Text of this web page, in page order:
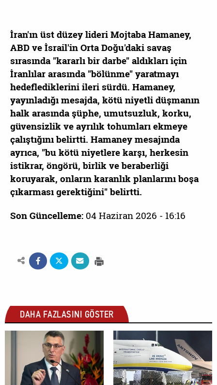
İran'ın üst düzey lideri Mojtaba Hamaney,
ABD ve İsrail'in Orta Doğu'daki savaş
sırasında "kararlı bir darbe" aldıkları için
İranlılar arasında "bölünme" yaratmayı
hedeflediklerini ileri sürdü. Hamaney,
yayınladığı mesajda, kötü niyetli düşmanın
halk arasında şüphe, umutsuzluk, korku,
güvensizlik ve ayrılık tohumları ekmeye
çalıştığını belirtti. Hamaney mesajında
ayrıca, "bu kötü niyetlere karşı, herkesin
istikrar, öngörü, birlik ve beraberliği
koruyarak, onların karanlık planlarını boşa
çıkarması gerektiğini" belirtti.
Son Güncelleme: 04 Haziran 2026 - 16:16
DAHA FAZLASINI GÖSTER
DÜNYA